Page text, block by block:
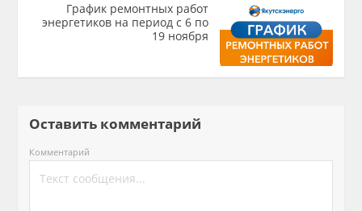
График ремонтных работ
энергетиков на период с 6 по
19 ноября
Оставить комментарий
Комментарий